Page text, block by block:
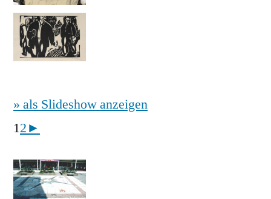
» als Slideshow anzeigen
12►